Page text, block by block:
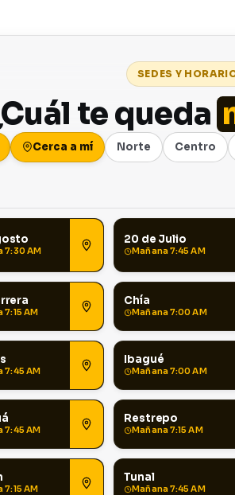
SEDES Y
te queda
Norte Centro
Cerca a mí
7:30 AM
20 de Julio
Mañana 7:45 AM
7:15 AM
Chía
Mañana 7:00 AM
7:45 AM
Ibagué
Mañana 7:00 AM
7:45 AM
Restrepo
Mañana 7:15 AM
7:15 AM
Tunal
Mañana 7:45 AM